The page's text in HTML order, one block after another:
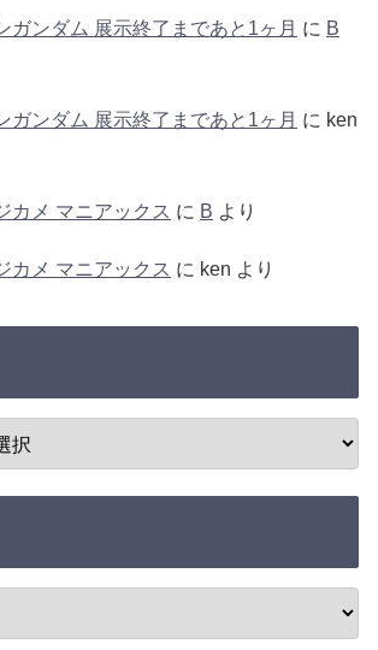
ガンダム 展示終了まであと1ヶ月 に B
ガンダム 展示終了まであと1ヶ月 に ken
カメ マニアックス に B より
カメ マニアックス に ken より